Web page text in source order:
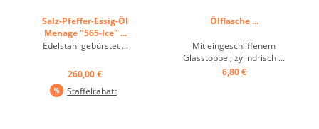
Salz-Pfeffer-Essig-Öl
Menage "565-Ice" ...
Edelstahl gebürstet ...
260,00 €
Staffelrabatt
Ölflasche ...
Mit eingeschliffenem
Glasstoppel, zylindrisch ...
6,80 €